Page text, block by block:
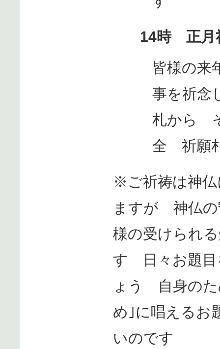
14時 正月
皆様の来
事を祈念
札から
全 祈願
※ご祈祷は神仏
ますが 神仏
様の受けられ
す 日々お題目
ょう 自身の
め｣に唱える
いのです